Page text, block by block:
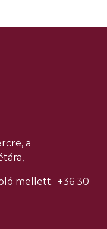
a
mellett. +36 30